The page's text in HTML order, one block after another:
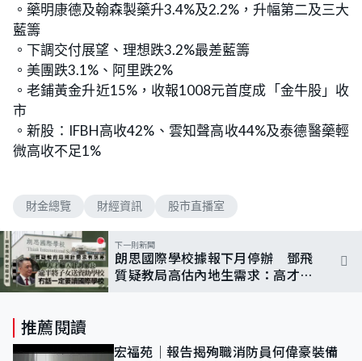
。藥明康德及翰森製藥升3.4%及2.2%，升幅第二及三大
藍籌
。下調交付展望、理想跌3.2%最差藍籌
。美團跌3.1%、阿里跌2%
。老鋪黃金升近15%，收報1008元首度成「金牛股」收
市
。新股：IFBH高收42%、雲知聲高收44%及泰德醫藥輕
微高收不足1%
財金總覽 財經資訊 股市直播室
下一則新聞
朗思國際學校據報下月停辦 鄧飛
質疑教局高估內地生需求：高才家
推薦閱讀
宏福苑｜報告揭殉職消防員何偉豪裝備